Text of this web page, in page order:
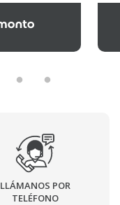
LLÁMANOS POR
TELÉFONO